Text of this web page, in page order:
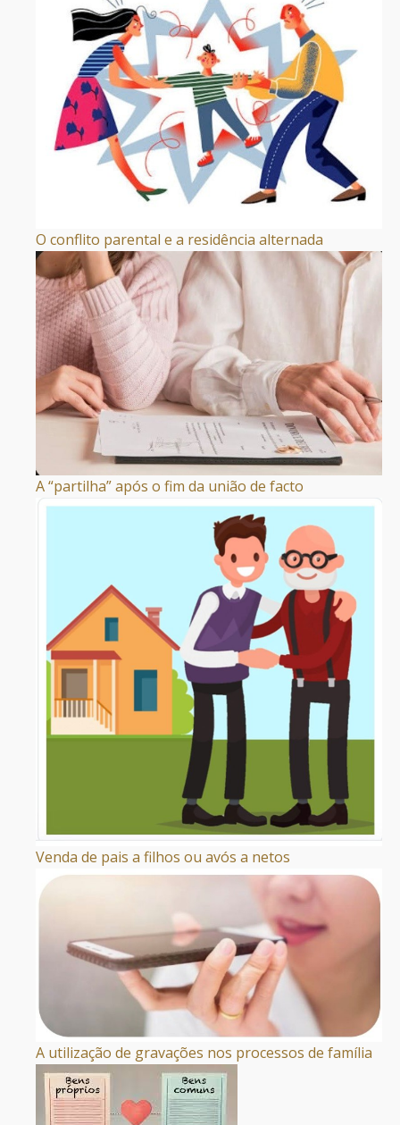
O conflito parental e a residência alternada
A “partilha” após o fim da união de facto
Venda de pais a filhos ou avós a netos
A utilização de gravações nos processos de família